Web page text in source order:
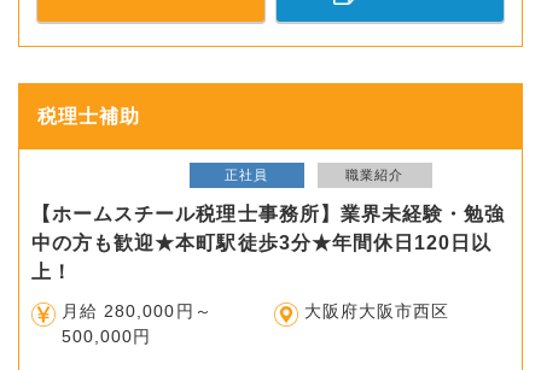
税理士補助
正社員 職業紹介
【ホームスチール税理士事務所】業界未経験・勉強
中の方も歓迎★本町駅徒歩3分★年間休日120日以
上！
月給 280,000円～
500,000円
大阪府大阪市西区